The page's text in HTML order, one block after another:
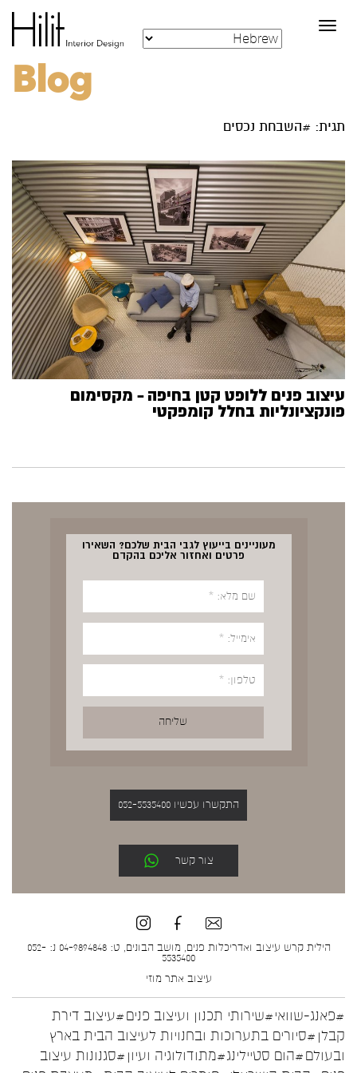
Toggle
navigation
Blog
תגית: #השבחת נכסים
עיצוב פנים ללופט קטן בחיפה – מקסימום
פונקציונליות בחלל קומפקטי
מעוניינים בייעוץ לגבי הבית שלכם? השאירו
פרטים ואחזור אליכם בהקדם
התקשרו עכשיו 052-5535400
צור קשר
הילית קרש עיצוב ואדריכלות פנים, מושב הבונים, ט: 04-9894848 נ: 052-
5535400
עיצוב אתר מוזי
#פאנג-שוואי#שירותי תכנון ועיצוב פנים#עיצוב דירת
קבלן #סיורים בתערוכות ובחנויות לעיצוב הבית בארץ
ובעולם#הום סטיילינג#מתודולוגיה ועיון #סגנונות עיצוב